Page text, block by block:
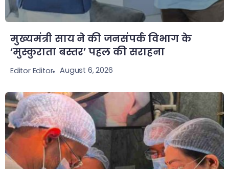
मुख्यमंत्री साय ने की जनसंपर्क विभाग के
‘मुस्कुराता बस्तर’ पहल की सराहना
Editor Editor August 6, 2026